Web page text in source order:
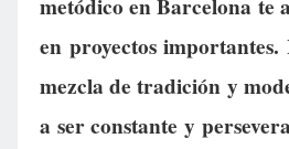
metódico en Barcelona te
en proyectos
mezcla de tradición y
a ser constante y